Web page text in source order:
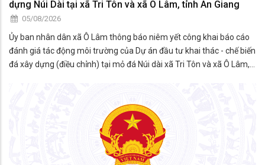
dựng Núi Dài tại xã Tri Tôn và xã Ô Lâm, tỉnh An Giang
05/08/2026
Ủy ban nhân dân xã Ô Lâm thông báo niêm yết công khai báo cáo
đánh giá tác động môi trường của Dự án đầu tư khai thác - chế biến
đá xây dựng (điều chỉnh) tại mỏ đá Núi dài xã Tri Tôn và xã Ô Lâm,